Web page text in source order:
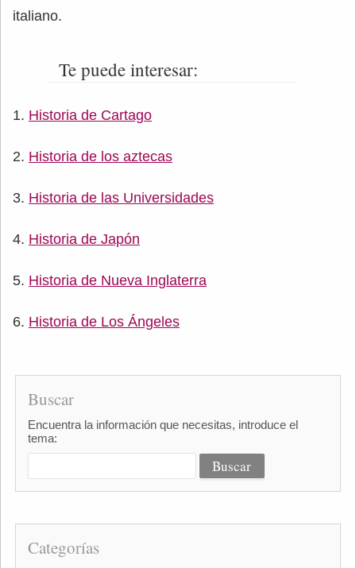
italiano.
Te puede interesar:
Historia de Cartago
Historia de los aztecas
Historia de las Universidades
Historia de Japón
Historia de Nueva Inglaterra
Historia de Los Ángeles
Buscar
Encuentra la información que necesitas, introduce el
tema:
Categorías